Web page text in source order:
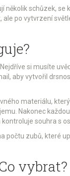
několik schůzek,
po vytvrzení
si musíte
aby vytvořil
materiálu,
Nakonec
souhra s
počtu zubů, které
vybrat?